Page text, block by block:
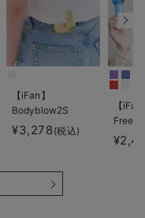
【iFan】
Bodyblow2S
¥3,278(税込)
【
Freeze